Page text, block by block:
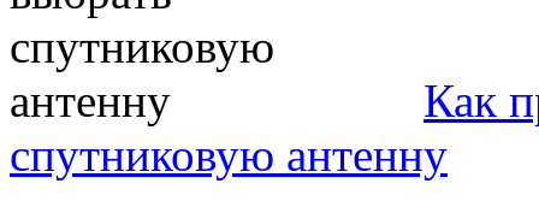
Как
спутниковую антенну